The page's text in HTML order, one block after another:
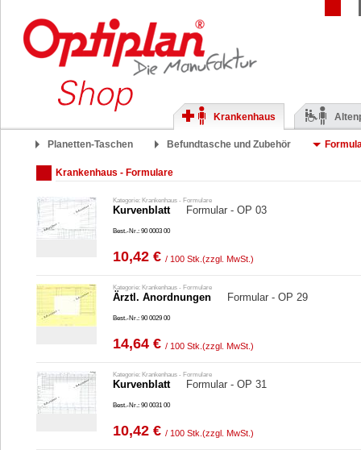
Krankenhaus
Planetten-Taschen Befundtasche und Zubehör
Krankenhaus - Formulare
Kategorie: Krankenhaus - Formulare
Kurvenblatt Formular - OP 03
Best.-Nr.: 90 0003 00
10,42 € / 100 Stk. (zzgl. MwSt.)
Kategorie: Krankenhaus - Formulare
Ärztl. Anordnungen Formular - OP 29
Best.-Nr.: 90 0029 00
14,64 € / 100 Stk. (zzgl. MwSt.)
Kategorie: Krankenhaus - Formulare
Kurvenblatt Formular - OP 31
Best.-Nr.: 90 0031 00
10,42 € / 100 Stk. (zzgl. MwSt.)